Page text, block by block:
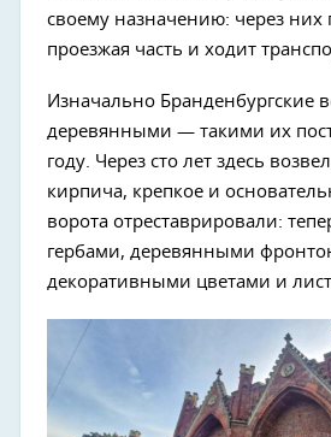
своему назначению: через них
проезжая часть и ходит
Изначально Бранденбургские
деревянными — такими их
году. Через сто лет здесь
кирпича, крепкое и
ворота отреставрировали:
гербами, деревянными
декоративными цветами и